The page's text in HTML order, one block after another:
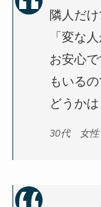
隣人だ
「変な
お安心
もいる
どうか
30代 女性